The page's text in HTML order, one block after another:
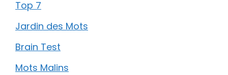
Top 7
Jardin des Mots
Brain Test
Mots Malins